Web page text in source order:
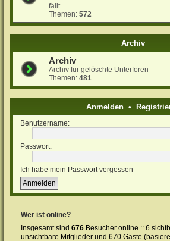
fällt.
Themen:572
Archiv
Archiv
Archiv für gelöschte Unterforen
Themen:481
Anmelden•
Benutzername:
Passwort:
Ich habe mein Passwort vergessen
Wer ist online?
Insgesamt sind676 Besucher online :: 6
unsichtbare Mitglieder und 670 Gäste